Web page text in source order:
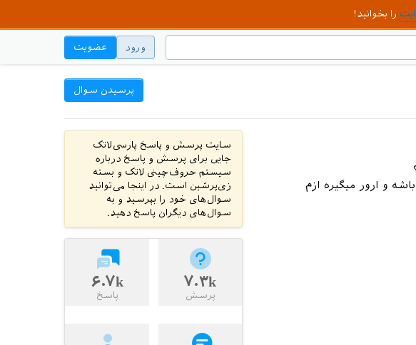
را بخوانید!
ورود عضویت
پرسیدن سوال
و ارور میگیره ازم
سایت پرسش و پاسخ پارسی‌لاتک
جایی برای پرسش و پاسخ درباره
سیستم حروف‌چینی لاتک و بسته
زی‌پرشین است. در اینجا می‌توانید
سوال‌های خود را بپرسید و به
سوال‌های دیگران پاسخ دهید.
۷.۳k
پرسش
۶.۷k
پاسخ